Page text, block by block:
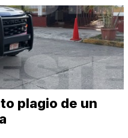
plagio de un